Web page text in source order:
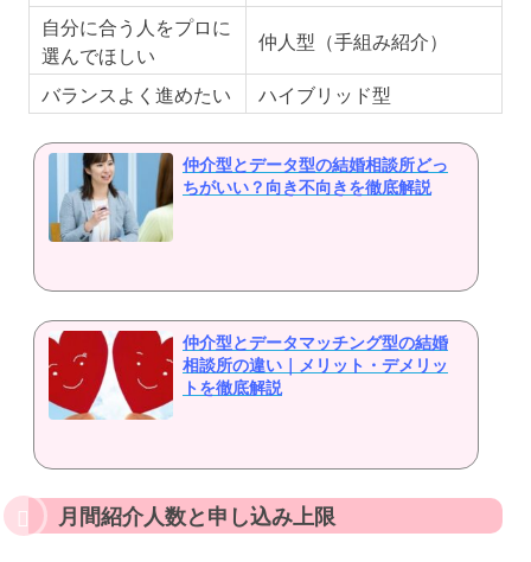
自分に合う人をプロに
選んでほしい
仲人型（手組み紹介）
バランスよく進めたい ハイブリッド型
仲介型とデータ型の結婚相談所どっ
ちがいい？向き不向きを徹底解説
仲介型とデータマッチング型の結婚
相談所の違い｜メリット・デメリッ
トを徹底解説
月間紹介人数と申し込み上限